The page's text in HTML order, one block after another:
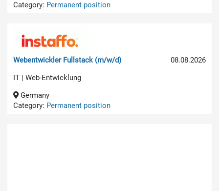
Category: Permanent position
08.08.2026
Webentwickler Fullstack (m/w/d)
IT | Web-Entwicklung
Germany
Category: Permanent position